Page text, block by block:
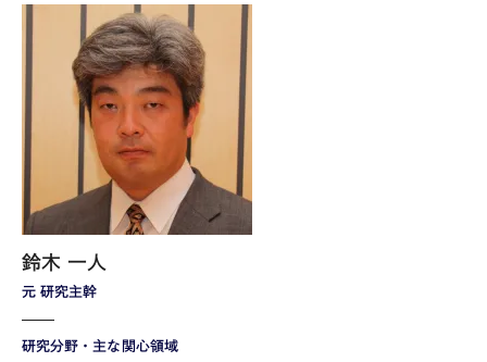
元 研究主幹
鈴木 一人
研究分野・主な関心領域